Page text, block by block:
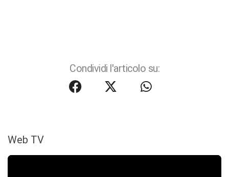
Condividi l'articolo su:
Web TV